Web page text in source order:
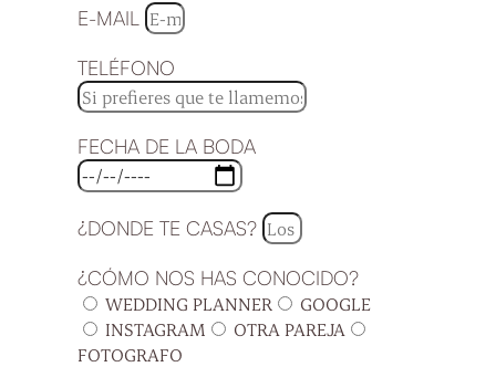
E-MAIL
TELÉFONO
FECHA DE LA BODA
¿DONDE TE CASAS?
¿CÓMO NOS HAS CONOCIDO?
WEDDING PLANNER
GOOGLE
INSTAGRAM
OTRA PAREJA
FOTOGRAFO